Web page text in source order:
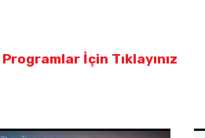
İçin Tıklayınız